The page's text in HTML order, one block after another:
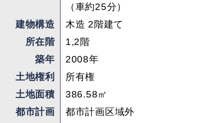
海の前という立地はもちろんのこと、建築士が設
計した週末住宅はなかなか欲しいと思っても手に
入りません。この物件を機に海に生きるというこ
しょうか。
（車約25分）
建物構造
木造 2階建て
所在階
1,2階
築年
2008年
土地権利
所有権
土地面積
386.58㎡
都市計画
都市計画区域外